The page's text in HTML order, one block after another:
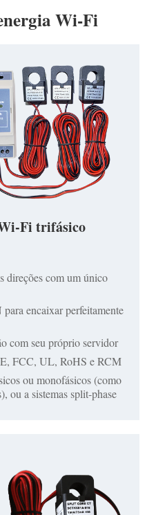
Wi-Fi
Fi trifásico
direções com um único
encaixar perfeitamente
com seu próprio servidor
FCC, UL, RoHS e RCM
ou monofásicos (como
ou a sistemas split-phase